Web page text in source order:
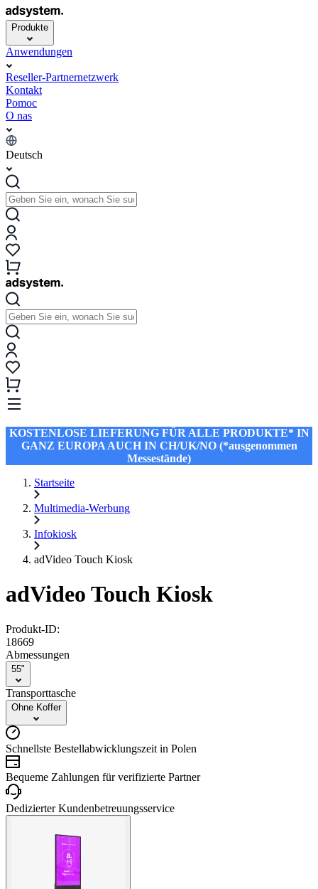
Produkte
Anwendungen
Reseller-Partnernetzwerk
Kontakt
Pomoc
O nas
Deutsch
KOSTENLOSE LIEFERUNG FÜR ALLE PRODUKTE* IN
GANZ EUROPA AUCH IN CH/UK/NO (*ausgenommen
Messestände)
Startseite
Multimedia-Werbung
Infokiosk
adVideo Touch Kiosk
adVideo Touch Kiosk
Produkt-ID:
18669
Abmessungen
55"
Transporttasche
Ohne Koffer
Schnellste Bestellabwicklungszeit in Polen
Bequeme Zahlungen für verifizierte Partner
Dedizierter Kundenbetreuungsservice